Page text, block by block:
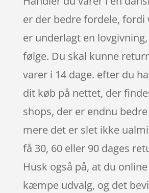
er der bedre fordele, fordi
er underlagt en
følge. Du skal kunne
varer i 14 dage. efter du
dit køb på nettet, der
shops, der er endnu
mere det er slet ikke
få 30, 60 eller 90 dages
Husk også på, at du
kæmpe udvalg, og det